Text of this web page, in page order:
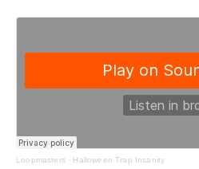
Loopmasters· Halloween Trap Insanity